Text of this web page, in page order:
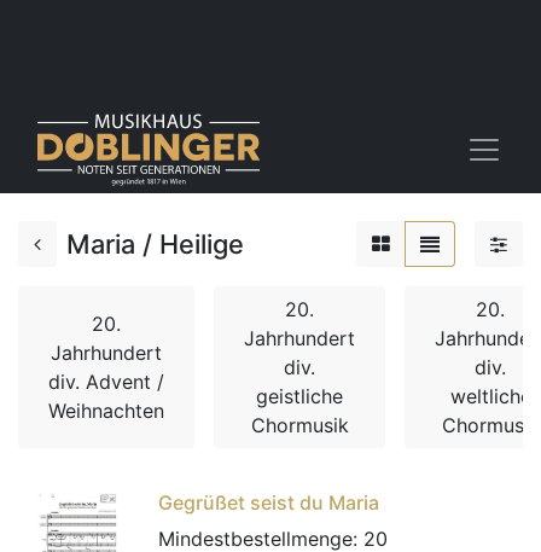
Maria / Heilige
20.
Jahrhundert
div. Advent /
Weihnachten
20.
Jahrhundert
div.
geistliche
Chormusik
20.
div.
weltliche
Chormusik
Gegrüßet seist du Maria
Mindestbestellmenge: 20